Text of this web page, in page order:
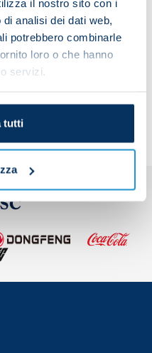
il nostro sito con i
analisi dei dati web,
potrebbero combinarle
loro o che hanno
servizi.
tutti
and support the